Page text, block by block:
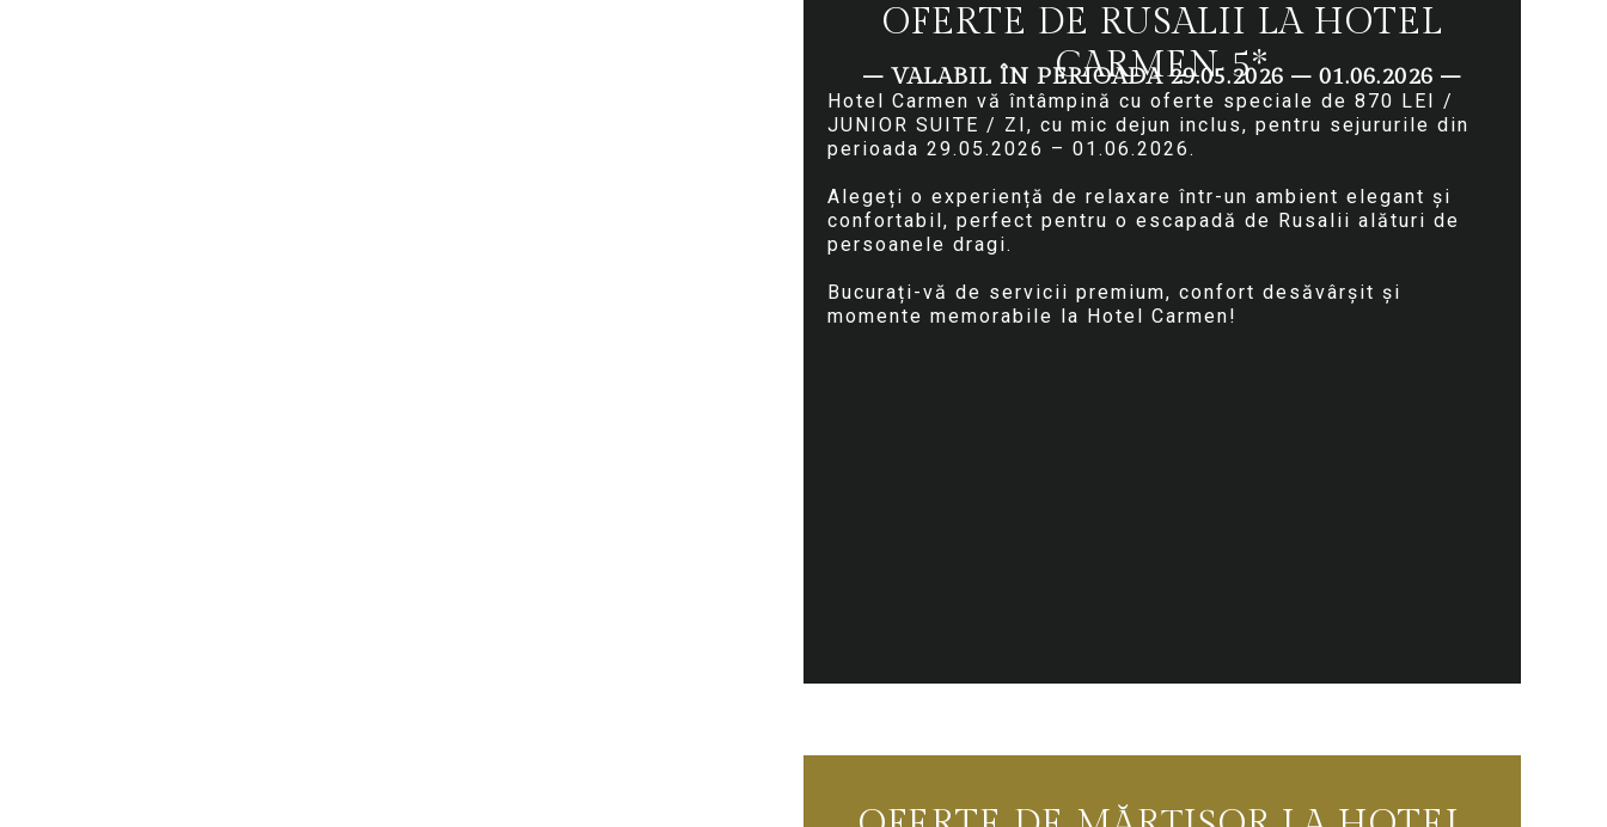
OFERTE DE RUSALII LA HOTEL
CARMEN 5*
– VALABIL ÎN PERIOADA 29.05.2026 – 01.06.2026 –
Hotel Carmen vă întâmpină cu oferte speciale de 870 LEI /
JUNIOR SUITE / ZI, cu mic dejun inclus, pentru sejururile din
perioada 29.05.2026 – 01.06.2026.
Alegeți o experiență de relaxare într-un ambient elegant și
confortabil, perfect pentru o escapadă de Rusalii alături de
persoanele dragi.
Bucurați-vă de servicii premium, confort desăvârșit și
momente memorabile la Hotel Carmen!